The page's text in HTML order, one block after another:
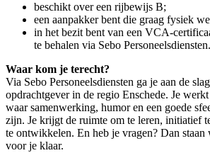
beschikt over een rijbewijs B;
een aanpakker bent die graag fysiek
in het bezit bent van een VCA-
te behalen via Sebo Personeelsdiensten.
Waar kom je terecht?
Via Sebo Personeelsdiensten ga je aan de
opdrachtgever in de regio Enschede. Je
waar samenwerking, humor en een goede
zijn. Je krijgt de ruimte om te leren, initiatief
te ontwikkelen. En heb je vragen? Dan
voor je klaar.